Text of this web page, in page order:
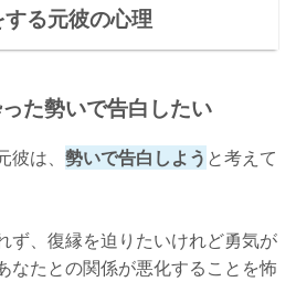
る元彼の心理
た勢いで告白したい
は、 勢いで告白しよう と考えて
ず、復縁を迫りたいけれど勇気が
なたとの関係が悪化することを怖